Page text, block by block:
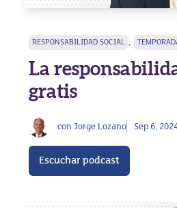
RESPONSABILIDAD SOCIAL ,
La
gratis
con Jorge Lozano Sep 6,
Escuchar podcast